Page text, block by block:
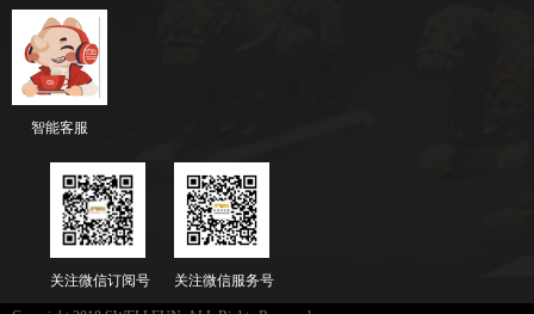
智能客服
关注微信服务号
关注微信订阅号